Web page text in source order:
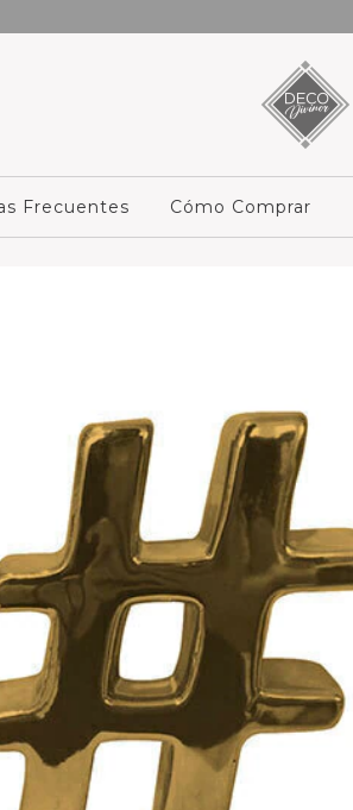
Frecuentes Cómo Comprar